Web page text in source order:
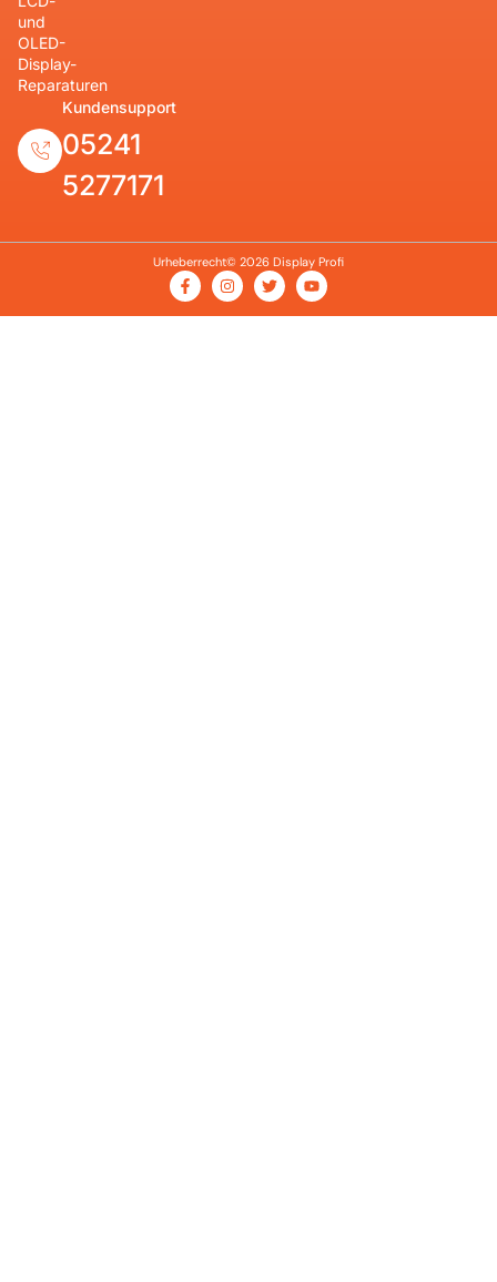
und
OLED-
Display-
Reparaturen
Kundensupport
05241
5277171
Urheberrecht© 2026 Display Profi